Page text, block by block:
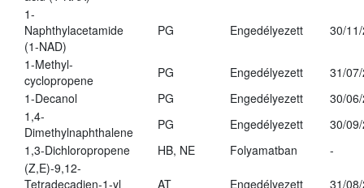
1-
Naphthylacetamide
(1-NAD)
PG Engedélyezett 30/
1-Methyl-
cyclopropene
PG Engedélyezett
31/
1-Decanol
PG Engedélyezett
30/
1,4-
Dimethylnaphthalene
PG Engedélyezett
30/
1,3-Dichloropropene
HB, NE Folyamatban
-
(Z,E)-9,12-
Tetradecadien-1-yl
AT Engedélyezett 31/